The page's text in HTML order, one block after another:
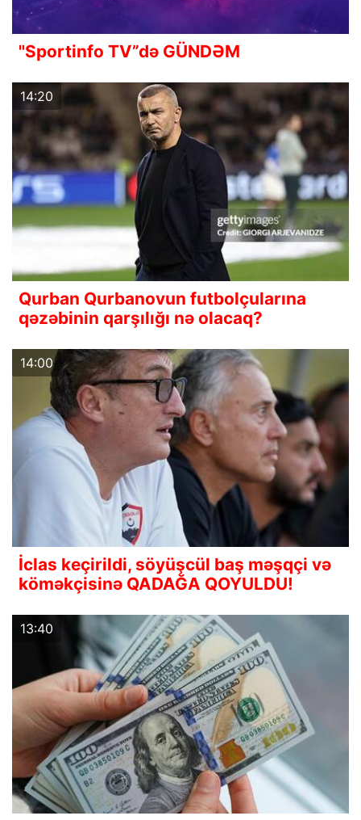
"Sportinfo TV”də GÜNDƏM
14:20
Qurban Qurbanovun futbolçularına
qəzəbinin qarşılığı nə olacaq?
14:00
İclas keçirildi, söyüşcül baş məşqçi və
köməkçisinə QADAĞA QOYULDU!
13:40